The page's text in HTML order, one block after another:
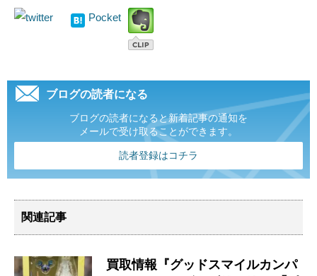
Pocket
ブログの読者になる
ブログの読者になると新着記事の通知を
メールで受け取ることができます。
読者登録はコチラ
関連記事
買取情報『グッドスマイルカンパ